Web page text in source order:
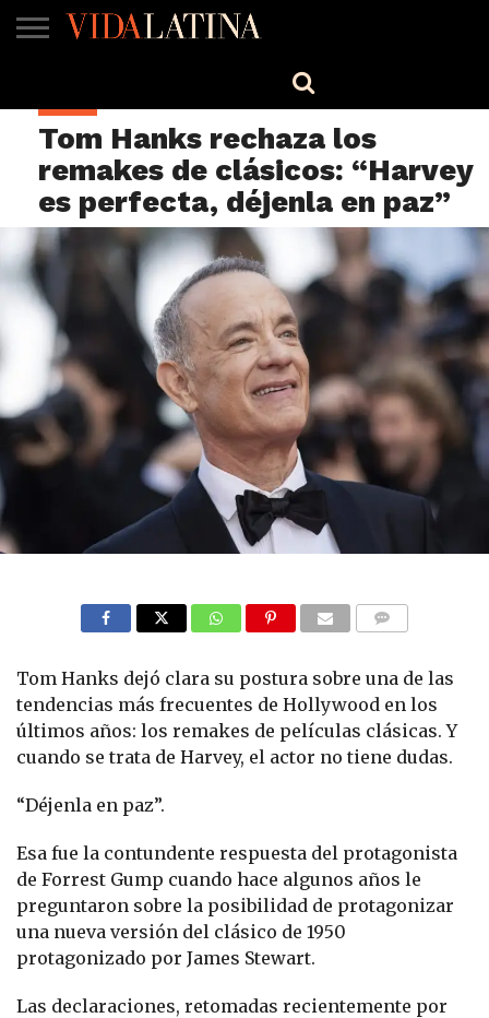
TV
Tom Hanks rechaza los
remakes de clásicos: “Harvey
es perfecta, déjenla en paz”
Tom Hanks dejó clara su postura sobre una de las
tendencias más frecuentes de Hollywood en los
últimos años: los remakes de películas clásicas. Y
cuando se trata de Harvey, el actor no tiene dudas.
“Déjenla en paz”.
Esa fue la contundente respuesta del protagonista
de Forrest Gump cuando hace algunos años le
preguntaron sobre la posibilidad de protagonizar
una nueva versión del clásico de 1950
protagonizado por James Stewart.
Las declaraciones, retomadas recientemente por